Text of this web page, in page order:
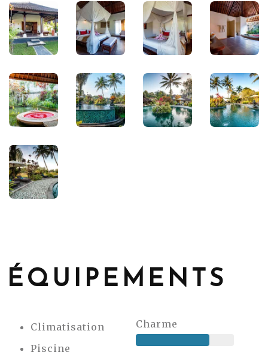
ÉQUIPEMENTS
Climatisation
Piscine
Charme